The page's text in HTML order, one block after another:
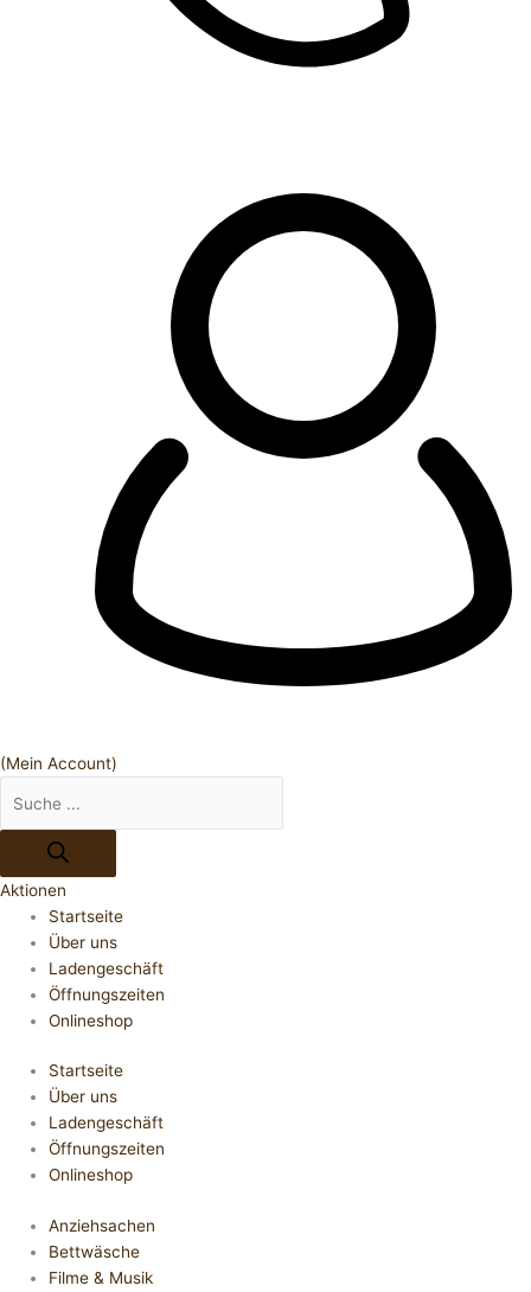
(Mein Account)
Aktionen
Startseite
Über uns
Ladengeschäft
Öffnungszeiten
Onlineshop
Startseite
Über uns
Ladengeschäft
Öffnungszeiten
Onlineshop
Anziehsachen
Bettwäsche
Filme & Musik